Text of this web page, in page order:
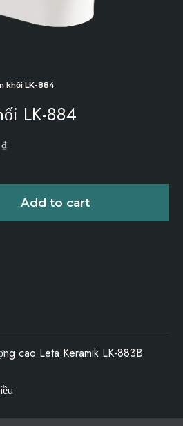
khối LK-884
LK-884
₫
Add to cart
cao Leta Keramik LK-883B